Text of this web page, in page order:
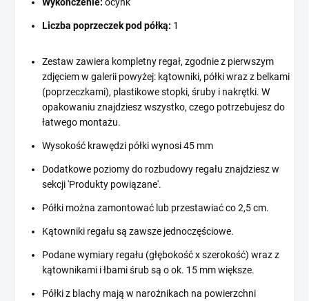
Liczba poprzeczek pod półką: 1
Zestaw zawiera kompletny regał, zgodnie z pierwszym
zdjęciem w galerii powyżej: kątowniki, półki wraz z belkami
(poprzeczkami), plastikowe stopki, śruby i nakrętki. W
opakowaniu znajdziesz wszystko, czego potrzebujesz do
łatwego montażu.
Wysokość krawędzi półki wynosi 45 mm
Dodatkowe poziomy do rozbudowy regału znajdziesz w
sekcji 'Produkty powiązane'.
Półki można zamontować lub przestawiać co 2,5 cm.
Kątowniki regału są zawsze jednoczęściowe.
Podane wymiary regału (głębokość x szerokość) wraz z
kątownikami i łbami śrub są o ok. 15 mm większe.
Półki z blachy mają w narożnikach na powierzchni